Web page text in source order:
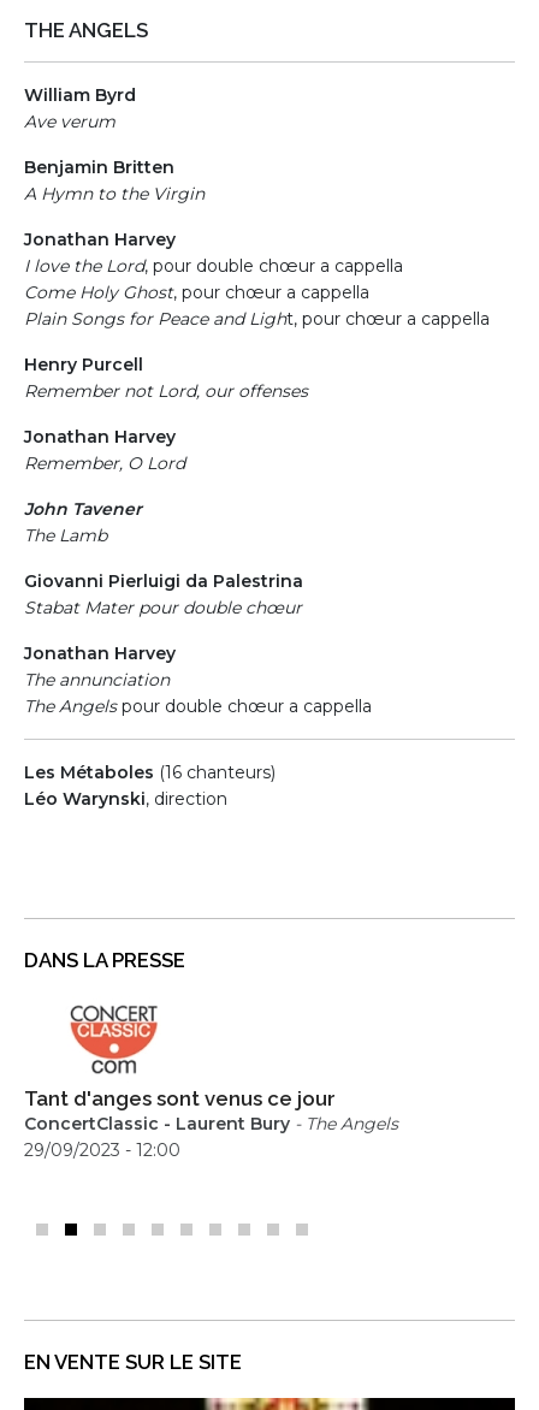
THE ANGELS
William Byrd
Ave verum
Benjamin Britten
A Hymn to the Virgin
Jonathan Harvey
I love the Lord, pour double chœur a cappella
Come Holy Ghost, pour chœur a cappella
Plain Songs for Peace and Light, pour chœur a cappella
Henry Purcell
Remember not Lord, our offenses
Jonathan Harvey
Remember, O Lord
John Tavener
The Lamb
Giovanni Pierluigi da Palestrina
Stabat Mater pour double chœur
Jonathan Harvey
The annunciation
The Angelspour double chœur a cappella
Les Métaboles (16 chanteurs)
Léo Warynski, direction
DANS LA PRESSE
Tant d'anges sont venus ce jour
ConcertClassic - Laurent Bury - The Angels
29/09/2023 - 12:00
Tant d'anges sont venus ce jour
ConcertClassic - Laurent Bury - The Angels
29/09/2023 - 12:00
EN VENTE SUR LE SITE